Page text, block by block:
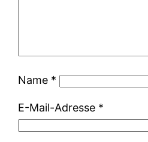
Name *
E-Mail-Adresse *